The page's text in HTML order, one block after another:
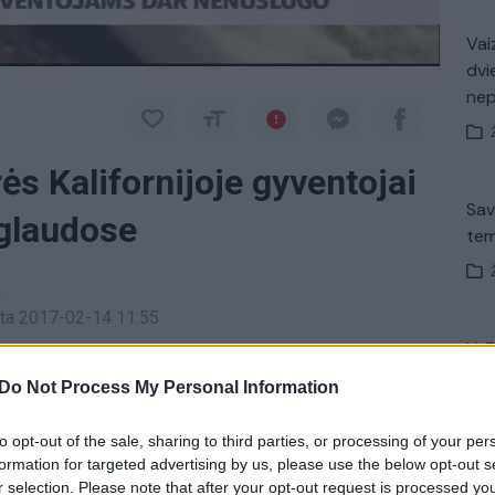
Do Not Process My Personal Information
opt-out of the sale, sharing to third parties, or processing of your
for targeted advertising by us, please use the below opt-out
selection. Please note that after your opt-out request is processed
Kalifornijoje gyventojai
2017-02-14 11:55
praleido laikinose prieglaudose, kol inžinieriai
šalies užtvankoje.
pavojus
V.